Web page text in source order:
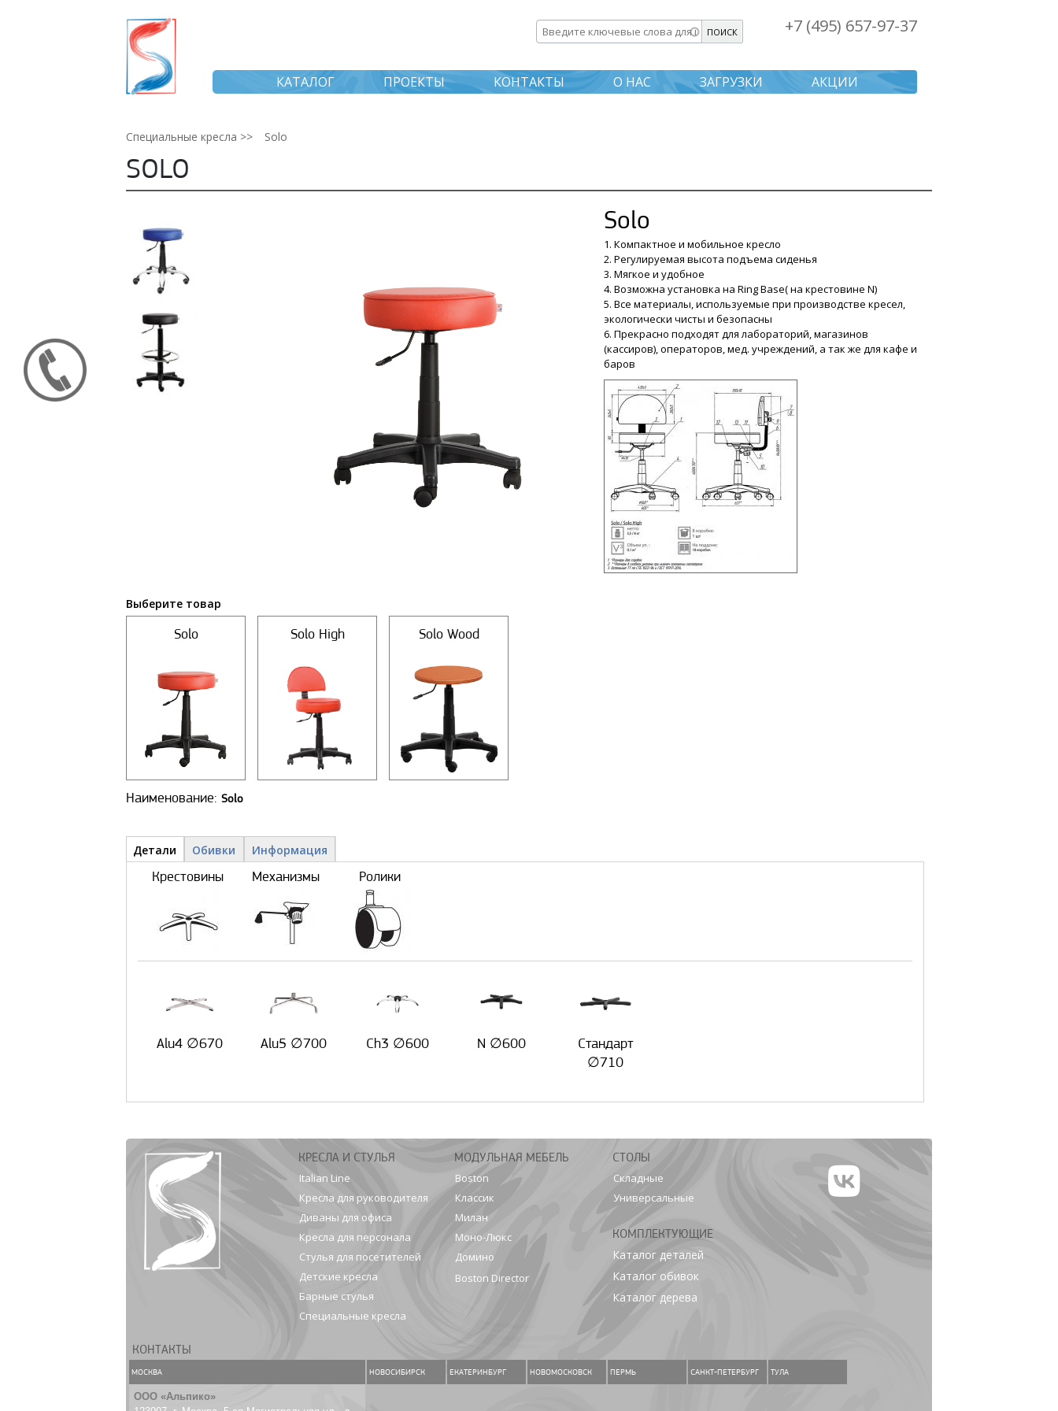
основному
содержанию
Введите ключевые слова для поиска +7 (495) 657-97-37
КАТАЛОГ ПРОЕКТЫ КОНТАКТЫ О НАС ЗАГРУЗКИ АКЦИИ
Специальные кресла >> Solo
SOLO
Solo
1. Компактное и мобильное кресло
2. Регулируемая высота подъема сиденья
3. Мягкое и удобное
4. Возможна установка на Ring Base( на крестовине N)
5. Все материалы, используемые при производстве кресел,
экологически чисты и безопасны
6. Прекрасно подходят для лабораторий, магазинов
(кассиров), операторов, мед. учреждений, а так же для кафе и
баров
Выберите товар
Solo Solo High Solo Wood
Наименование: Solo
Детали и обивки
Детали (активная
вкладка)
Обивки Информация
Крестовины Механизмы Ролики
Alu4 ∅670 Alu5 ∅700 Ch3 ∅600 N ∅600
Стандарт
∅710
КРЕСЛА И СТУЛЬЯ
Italian Line
Кресла для руководителя
Диваны для офиса
Кресла для персонала
Стулья для посетителей
Детские кресла
Барные стулья
Специальные кресла
МОДУЛЬНАЯ МЕБЕЛЬ
Boston
Классик
Милан
Моно-Люкс
Домино
Boston Director
СТОЛЫ
Складные
Универсальные
КОМПЛЕКТУЮЩИЕ
Каталог деталей
Каталог обивок
Каталог дерева
КОНТАКТЫ
МОСКВА
ООО «Альпико»
НОВОСИБИРСК ЕКАТЕРИНБУРГ НОВОМОСКОВСК ПЕРМЬ САНКТ-ПЕТЕРБУРГ ТУЛА